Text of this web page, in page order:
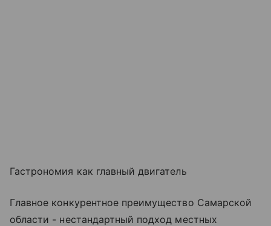
Гастрономия как главный двигатель
Главное конкурентное преимущество Самарской
области - нестандартный подход местных